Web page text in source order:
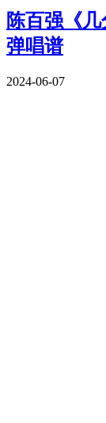
陈百强《
弹唱谱
2024-06-07